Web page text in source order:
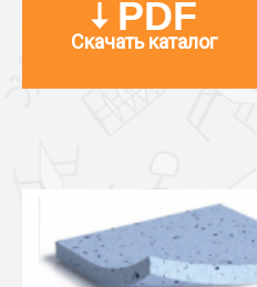
PDF
Скачать каталог